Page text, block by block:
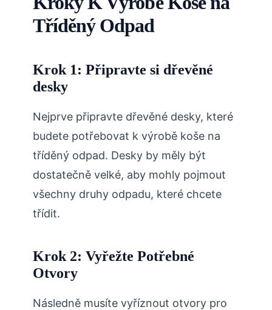
Tříděný Odpad
Krok 1: Připravte si dřevěné
desky
Nejprve připravte dřevěné desky, které
budete potřebovat k výrobě koše na
tříděný odpad. Desky by měly být
dostatečně velké, aby mohly pojmout
všechny druhy odpadu, které chcete
třídit.
Krok 2: Vyřežte Potřebné
Otvory
Následně musíte vyříznout otvory pro